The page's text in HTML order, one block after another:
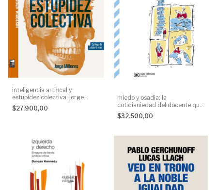
inteligencia artifical y
estupidez colectiva. jorge
millones
$27.900,00
miedo y osadia: la
cotidianiedad del docente que
se arriesga. paulo freire
$32.500,00